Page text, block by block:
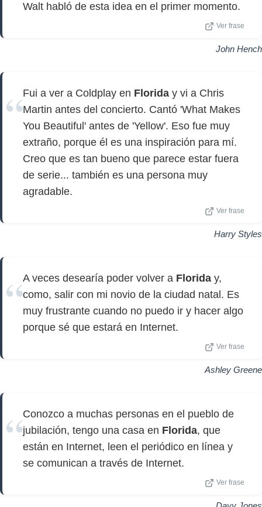
Walt habló de esta idea en el primer momento.
Ver frase
John Hench
Fui a ver a Coldplay en Florida y vi a Chris
Martin antes del concierto. Cantó 'What Makes
You Beautiful' antes de 'Yellow'. Eso fue muy
extraño, porque él es una inspiración para mí.
Creo que es tan bueno que parece estar fuera
de serie... también es una persona muy
agradable.
Ver frase
Harry Styles
A veces desearía poder volver a Florida y,
como, salir con mi novio de la ciudad natal. Es
muy frustrante cuando no puedo ir y hacer algo
porque sé que estará en Internet.
Ver frase
Ashley Greene
Conozco a muchas personas en el pueblo de
jubilación, tengo una casa en Florida, que
están en Internet, leen el periódico en línea y
se comunican a través de Internet.
Ver frase